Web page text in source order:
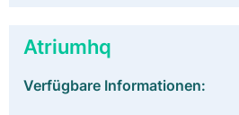
Atriumhq
Verfügbare Informationen: